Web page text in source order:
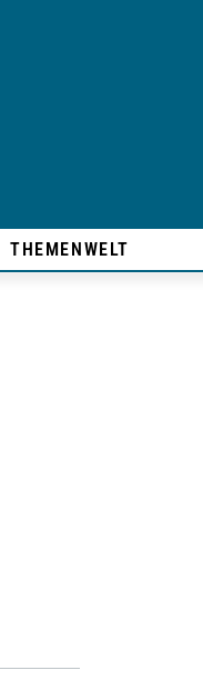
THEMENWELT